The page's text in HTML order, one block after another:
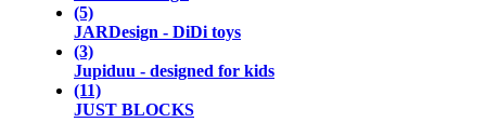
(5)
JARDesign - DiDi toys
(3)
Jupiduu - designed for kids
(11)
JUST BLOCKS